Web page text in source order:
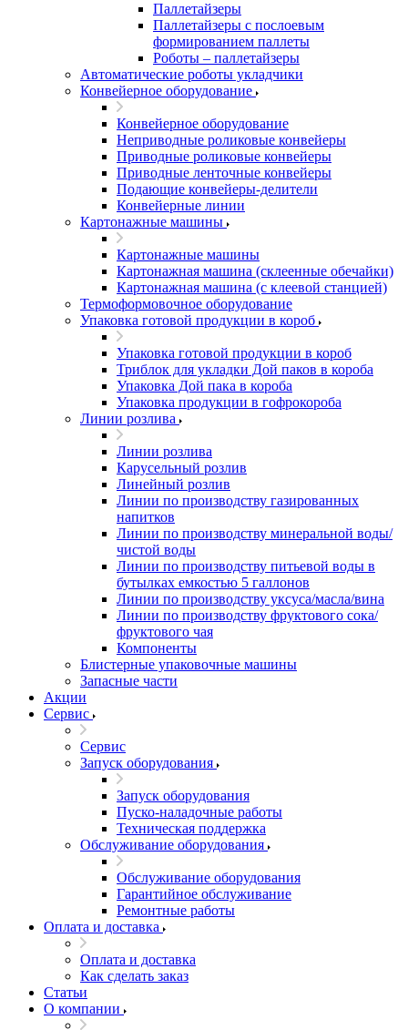
Паллетайзеры
Паллетайзеры с послоевым
формированием паллеты
Роботы – паллетайзеры
Автоматические роботы укладчики
Конвейерное оборудование
Конвейерное оборудование
Неприводные роликовые конвейеры
Приводные роликовые конвейеры
Приводные ленточные конвейеры
Подающие конвейеры-делители
Конвейерные линии
Картонажные машины
Картонажные машины
Картонажная машина (склеенные обечайки)
Картонажная машина (с клеевой станцией)
Термоформовочное оборудование
Упаковка готовой продукции в короб
Упаковка готовой продукции в короб
Триблок для укладки Дой паков в короба
Упаковка Дой пака в короба
Упаковка продукции в гофрокороба
Линии розлива
Линии розлива
Карусельный розлив
Линейный розлив
Линии по производству газированных
напитков
Линии по производству минеральной воды/
чистой воды
Линии по производству питьевой воды в
бутылках емкостью 5 галлонов
Линии по производству уксуса/масла/вина
Линии по производству фруктового сока/
фруктового чая
Компоненты
Блистерные упаковочные машины
Запасные части
Акции
Сервис
Сервис
Запуск оборудования
Запуск оборудования
Пуско-наладочные работы
Техническая поддержка
Обслуживание оборудования
Обслуживание оборудования
Гарантийное обслуживание
Ремонтные работы
Оплата и доставка
Оплата и доставка
Как сделать заказ
Статьи
О компании